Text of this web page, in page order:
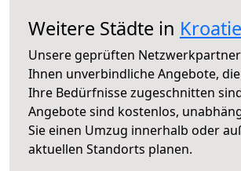
Weitere Städte in
Unsere geprüften
Ihnen unverbindliche Angebote,
Ihre Bedürfnisse zugeschnitten
Angebote sind kostenlos,
Sie einen Umzug innerhalb oder
aktuellen Standorts planen.